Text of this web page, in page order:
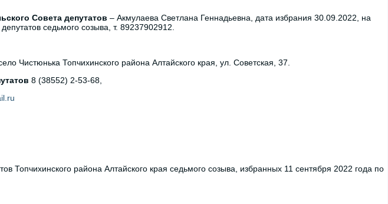
Совета депутатов – Акмулаева Светлана Геннадьевна, дата избрания 30.09.2022, на
седьмого созыва, т. 89237902912.
Чистюнька Топчихинского района Алтайского края, ул. Советская, 37.
8 (38552) 2-53-68,
Топчихинского района Алтайского края седьмого созыва, избранных 11 сентября 2022 года по